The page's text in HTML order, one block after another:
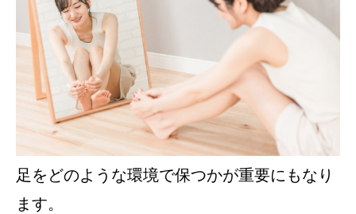
足をどのような環境で保つかが重要にもなり
ます。